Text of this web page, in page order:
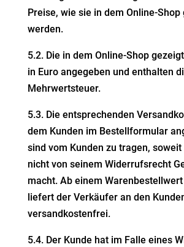
Preise, wie sie in dem Online-Shop
werden.
5.2. Die in dem Online-Shop
in Euro angegeben und enthalten
Mehrwertsteuer.
5.3. Die entspre­chenden
dem Kunden im Bestell­for­mular
sind vom Kunden zu tragen, soweit
nicht von seinem Wider­rufs­recht
macht. Ab einem Waren­be­stellwert
liefert der Verkäufer an den
versandkostenfrei.
5.4. Der Kunde hat im Falle eines